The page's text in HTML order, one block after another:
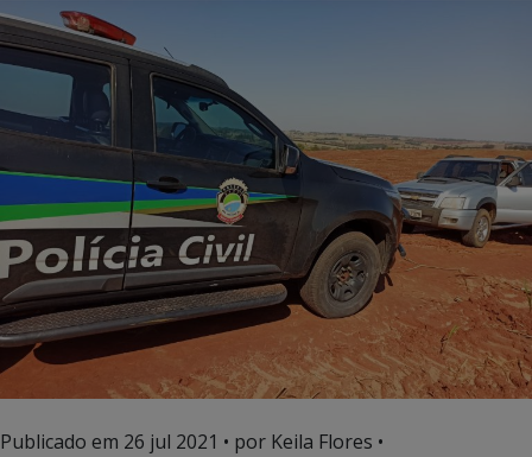
Publicado em 26 jul 2021 • por Keila Flores •